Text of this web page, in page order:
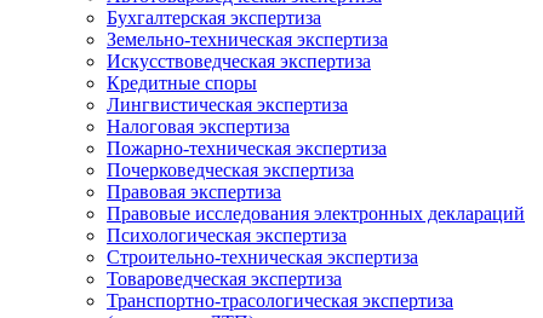
Бухгалтерская экспертиза
Земельно-техническая экспертиза
Искусствоведческая экспертиза
Кредитные споры
Лингвистическая экспертиза
Налоговая экспертиза
Пожарно-техническая экспертиза
Почерковедческая экспертиза
Правовая экспертиза
Правовые исследования электронных деклараций
Психологическая экспертиза
Строительно-техническая экспертиза
Товароведческая экспертиза
Транспортно-трасологическая экспертиза